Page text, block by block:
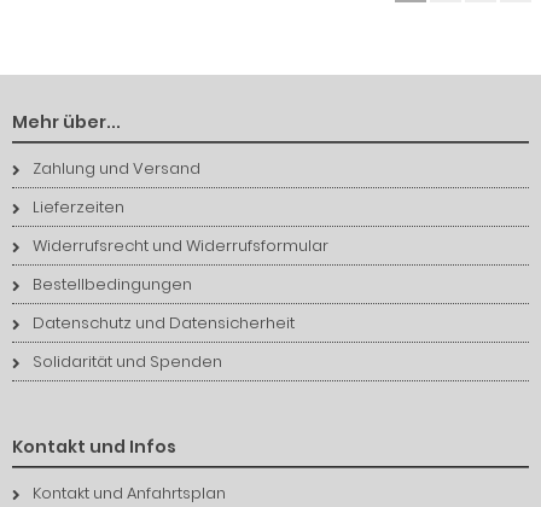
Mehr über...
Zahlung und Versand
Lieferzeiten
Widerrufsrecht und Widerrufsformular
Bestellbedingungen
Datenschutz und Datensicherheit
Solidarität und Spenden
Kontakt und Infos
Kontakt und Anfahrtsplan